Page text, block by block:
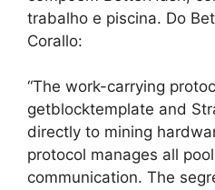
trabalho e piscina. Do
Corallo:
“The work-carrying
getblocktemplate and
directly to mining
protocol manages all
communication. The